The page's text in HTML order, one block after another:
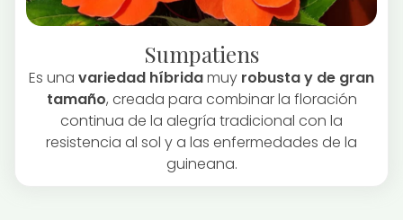
Sumpatiens
Es una variedad híbridamuy robusta y de gran
tamaño, creada para combinar la floración
continua de la alegría tradicional con la
resistencia al sol y a las enfermedades de la
guineana.